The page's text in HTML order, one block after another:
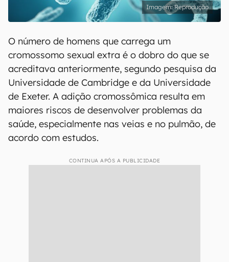
Reprodução
O número de homens que carrega um
cromossomo sexual extra é o dobro do que se
acreditava anteriormente, segundo pesquisa da
Universidade de Cambridge e da Universidade
de Exeter. A adição cromossômica resulta em
maiores riscos de desenvolver problemas da
saúde, especialmente nas veias e no pulmão, de
acordo com estudos.
CONTINUA APÓS A PUBLICIDADE